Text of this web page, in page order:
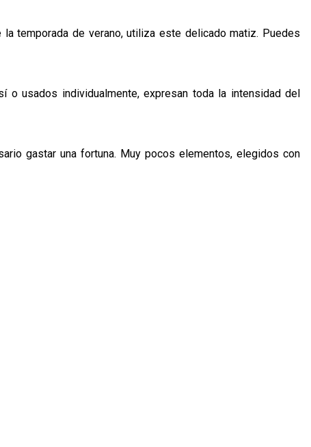
temporada de verano, utiliza este delicado matiz. Puedes
o usados ​​individualmente, expresan toda la intensidad del
gastar una fortuna. Muy pocos elementos, elegidos con